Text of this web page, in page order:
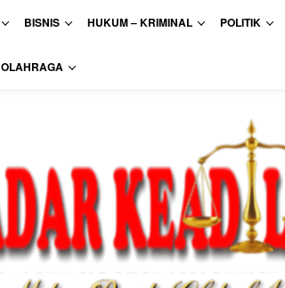
BISNIS HUKUM – KRIMINAL POLITIK
OLAHRAGA